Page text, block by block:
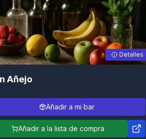
Detalles
Añejo
Añadir a mi bar
Añadir a la lista de compra